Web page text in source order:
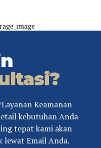
Keamanan
kebutuhan Anda
tepat kami akan
lewat Email Anda.